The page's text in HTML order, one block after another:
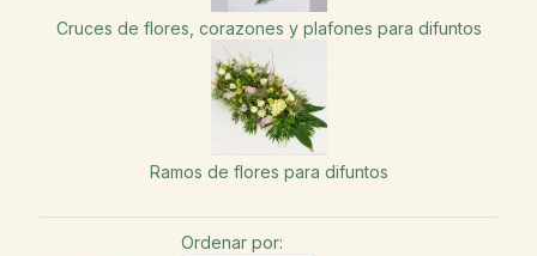
Cruces de flores, corazones y plafones para difuntos
Ramos de flores para difuntos
Ordenar por: